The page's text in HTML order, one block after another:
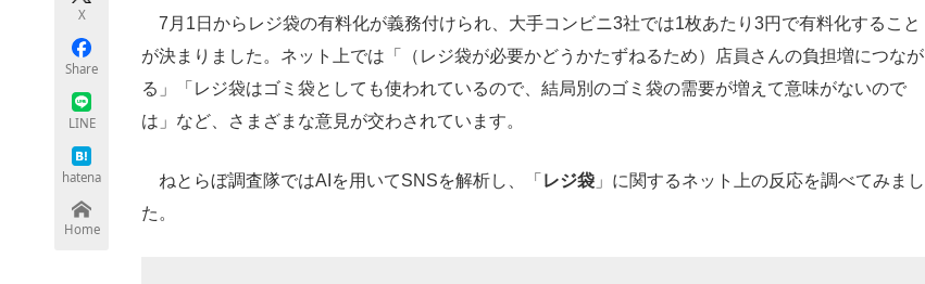
X
Share
LINE
hatena
Home
7月1日からレジ袋の有料化が義務付けられ、大手コンビニ3社では1枚あたり3円で有料化すること
が決まりました。ネット上では「（レジ袋が必要かどうかたずねるため）店員さんの負担増につなが
る」「レジ袋はゴミ袋としても使われているので、結局別のゴミ袋の需要が増えて意味がないので
は」など、さまざまな意見が交わされています。
ねとらぼ調査隊ではAIを用いてSNSを解析し、「 レジ袋 」に関するネット上の反応を調べてみまし
た。